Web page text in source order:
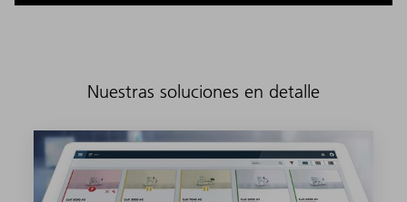
Nuestras soluciones en detalle